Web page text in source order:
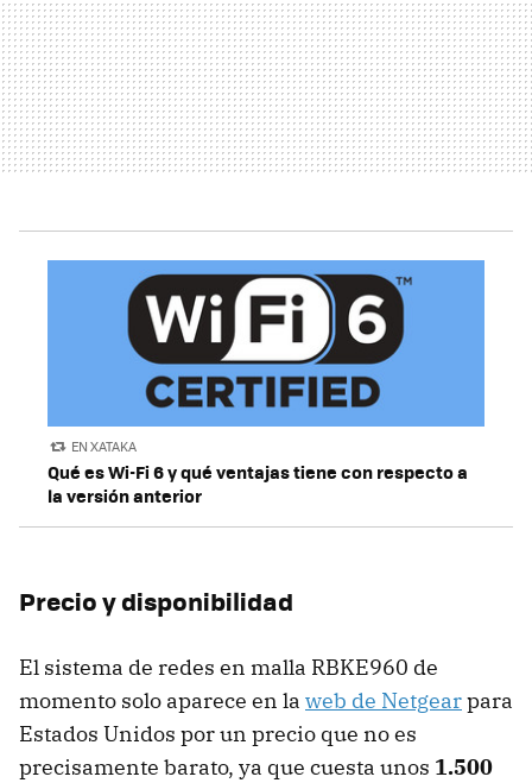
EN XATAKA
Qué es Wi-Fi 6 y qué ventajas tiene con respecto a
la versión anterior
Precio y disponibilidad
El sistema de redes en malla RBKE960 de
momento solo aparece en la web de Netgearpara
Estados Unidos por un precio que no es
precisamente barato, ya que cuesta unos 1.500